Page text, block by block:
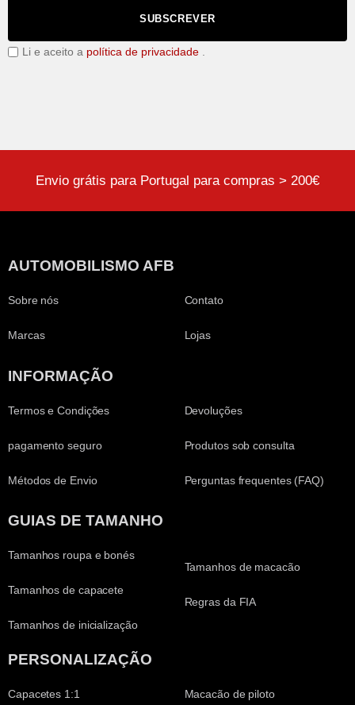
SUBSCREVER
Li e aceito a política de privacidade
Envio grátis para Portugal para compras > 200€
AUTOMOBILISMO AFB
Sobre nós
Marcas
Contato
Lojas
INFORMAÇÃO
Termos e Condições
pagamento seguro
Métodos de Envio
Devoluções
Produtos sob consulta
Perguntas frequentes (FAQ)
GUIAS DE TAMANHO
Tamanhos roupa e bonés
Tamanhos de capacete
Tamanhos de inicialização
Tamanhos de macacão
Regras da FIA
PERSONALIZAÇÃO
Capacetes 1:1 Macacão de piloto